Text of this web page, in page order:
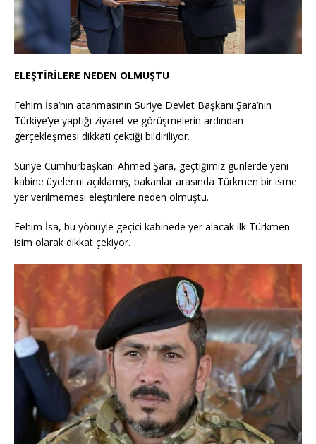
ELEŞTİRİLERE NEDEN OLMUŞTU
Fehim İsa’nın atanmasının Suriye Devlet Başkanı Şara’nın
Türkiye’ye yaptığı ziyaret ve görüşmelerin ardından
gerçekleşmesi dikkati çektiği bildiriliyor.
Suriye Cumhurbaşkanı Ahmed Şara, geçtiğimiz günlerde yeni
kabine üyelerini açıklamış, bakanlar arasında Türkmen bir isme
yer verilmemesi eleştirilere neden olmuştu.
Fehim İsa, bu yönüyle geçici kabinede yer alacak ilk Türkmen
isim olarak dikkat çekiyor.